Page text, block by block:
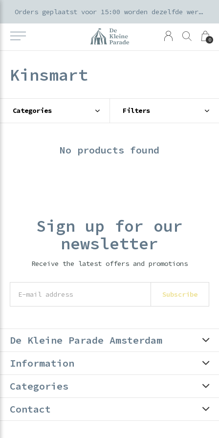
0
Orders geplaatst voor 15:00 worden dezelfde werkdag verzonden
Kinsmart
Categories Filters
No products found
Sign up for our
newsletter
Receive the latest offers and promotions
Subscribe
De Kleine Parade Amsterdam
Information
Categories
Contact